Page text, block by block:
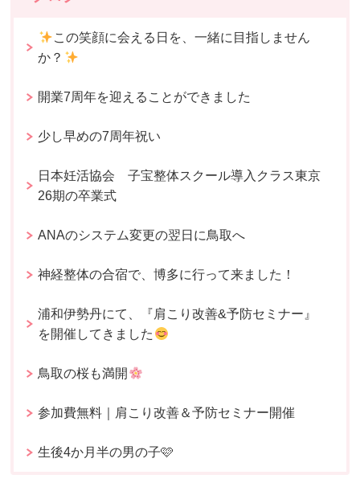
この笑顔に会える日を、一緒に目指しません
か？
開業7周年を迎えることができました
少し早めの7周年祝い
日本妊活協会 子宝整体スクール導入クラス東京
26期の卒業式
ANAのシステム変更の翌日に鳥取へ
神経整体の合宿で、博多に行って来ました！
浦和伊勢丹にて、『肩こり改善&予防セミナー』
を開催してきました
鳥取の桜も満開
参加費無料｜肩こり改善＆予防セミナー開催
生後4か月半の男の子🩷